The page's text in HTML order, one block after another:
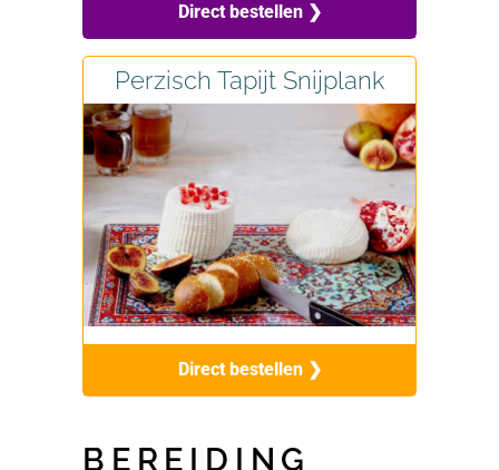
Direct bestellen ❯
Perzisch Tapijt Snijplank
Direct bestellen ❯
BEREIDING